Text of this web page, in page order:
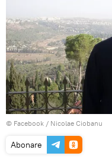
© Facebook / Nicolae Ciobanu
Abonare